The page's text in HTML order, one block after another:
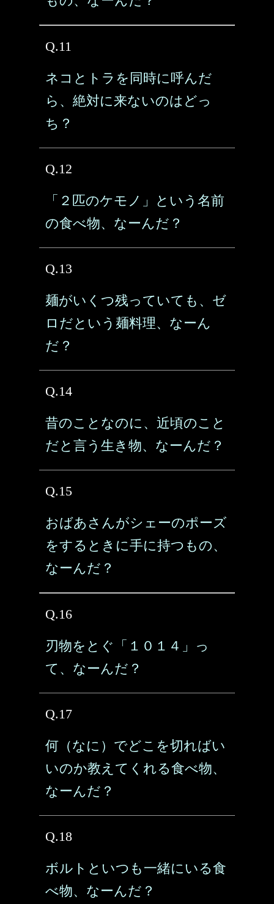
Q.11
ネコとトラを同時に呼んだ
ら、絶対に来ないのはどっ
ち？
Q.12
「２匹のケモノ」という名前
の食べ物、なーんだ？
Q.13
麺がいくつ残っていても、ゼ
ロだという麺料理、なーん
だ？
Q.14
昔のことなのに、近頃のこと
だと言う生き物、なーんだ？
Q.15
おばあさんがシェーのポーズ
をするときに手に持つもの、
なーんだ？
Q.16
刃物をとぐ「１０１４」っ
て、なーんだ？
Q.17
何（なに）でどこを切ればい
いのか教えてくれる食べ物、
なーんだ？
Q.18
ボルトといつも一緒にいる食
べ物、なーんだ？